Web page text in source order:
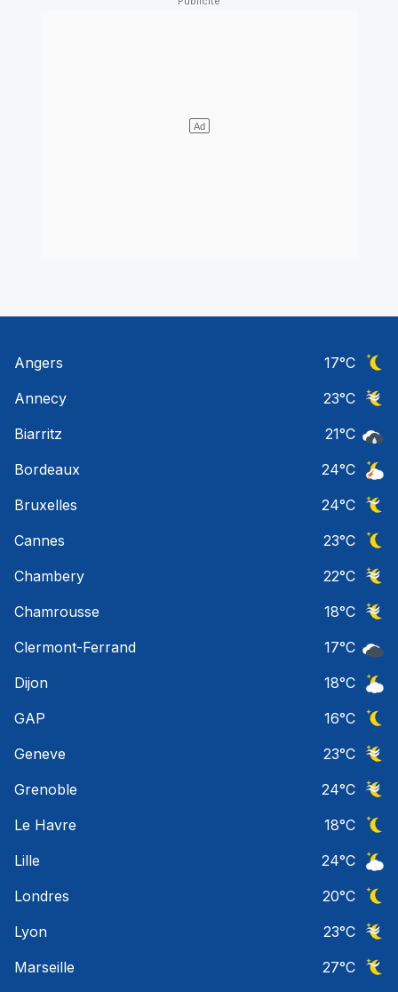
Angers 17°C
Annecy
23°C
Biarritz
21°C
Bordeaux
24°C
Bruxelles
24°C
Cannes
23°C
Chambery
22°C
Chamrousse
18°C
Clermont-Ferrand
17°C
Dijon
18°C
GAP
16°C
Geneve
23°C
Grenoble
24°C
Le Havre
18°C
Lille
24°C
Londres
20°C
Lyon
23°C
Marseille
27°C